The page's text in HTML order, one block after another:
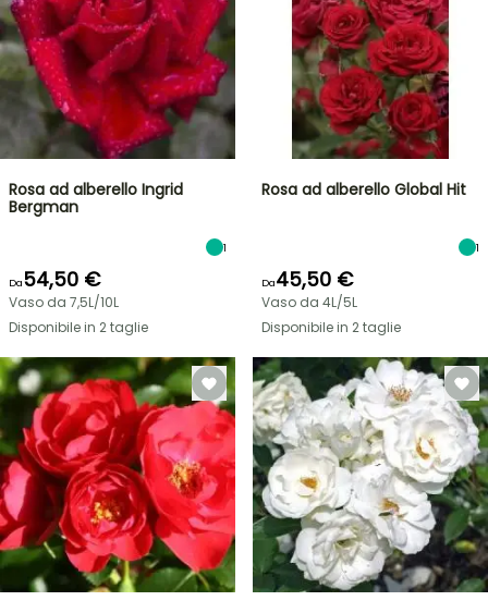
Rosa ad alberello Ingrid
Bergman
1
Da54,50 €
Vaso da 7,5L/10L
Disponibile in 2 taglie
Rosa ad alberello Global Hit
1
Da45,50 €
Vaso da 4L/5L
Disponibile in 2 taglie